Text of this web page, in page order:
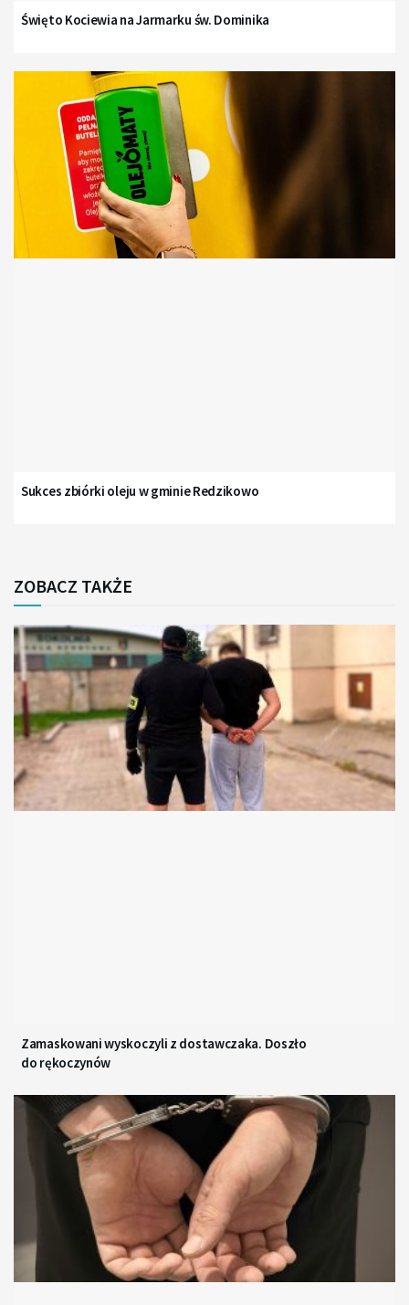
Święto Kociewia na Jarmarku św. Dominika
Sukces zbiórki oleju w gminie Redzikowo
ZOBACZ TAKŻE
Zamaskowani wyskoczyli z dostawczaka. Doszło
do rękoczynów